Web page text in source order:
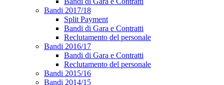
Bandi 2017/18
Split Payment
Bandi di Gara e Contratti
Reclutamento del personale
Bandi 2016/17
Bandi di Gara e Contratti
Reclutamento del personale
Bandi 2015/16
Bandi 2014/15